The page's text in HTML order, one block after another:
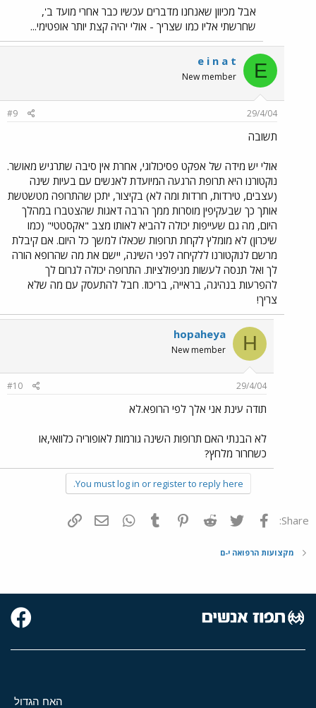
אבל מכיוון שאנחנו מדברים עכשיו כבר אחרי מועד ב',
שחרשתי אליו כמו שצריך - אולי יהיה קצת יותר אופטימי...
E
e i n a t
New member
29/4/04
#9
תשובה
אולי יש מידה של אפקט פסיכולוגי, אחרת אין סיבה שתרגיש מאושר.
נוקטורנו היא תרופת הרגעה המיועדת לאנשים עם בעיות שינה
(עצבים, טירדות, חרדות ומה לא) בקיצור, יתכן שהתרופה מטשטשת
אותך כך שבעקיפין מוסרות ממך הרבה דאגות שהצטברו במהלך
היום, מה גם שעייפות יכולה להביא לאותו מצב "אקסטטי" (כמו
שיכרון) לא מומלץ לקחת תרופות שכאלו למשך כל היום. אם קיבלת
מרשם לנוקטורנו ללקיחה לפני השינה, יישם את מה שהרופא הורה
לך ואל תנסה לעשות מניפולציות. התרופה יכולה לגרום לך
להפרעות בנהיגה, בראייה, בריכוז. חבל להתעסק עם מה שלא
צריך!
H
hopaheya
New member
29/4/04
#10
תודה עינת אני אלך לפי הרופא.לא
לא הבנתי האם תרופות השינה גורמות לאופוריה כלוואי,או
כשחרור מלחץ?
You must log in or register to reply here.
Share: פייסבוק Twitter
Reddit
Pinterest
Tumblr
WhatsAppדואר אלקטרוני
מקצועות הרפואה י-ם
האח הגדול